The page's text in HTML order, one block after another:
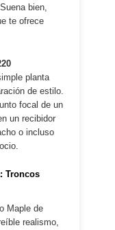
bien,
te ofrece
planta
de estilo.
focal de un
un recibidor
o incluso
Troncos
Maple de
realismo,